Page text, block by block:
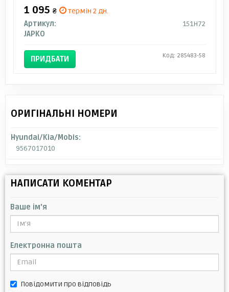
1 095 ₴
термін 2 дн.
Артикул:
151H72
JAPKO
ПРИДБАТИ Код: 285483-58
ОРИГІНАЛЬНІ НОМЕРИ
Hyundai/Kia/Mobis:
9567017010
НАПИСАТИ КОМЕНТАР
Ваше ім'я
Електронна пошта
Повідомити про відповідь